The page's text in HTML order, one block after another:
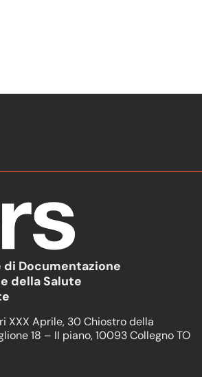
Documentazione
della Salute
XXX Aprile, 30 Chiostro della
18 – II piano, 10093 Collegno TO